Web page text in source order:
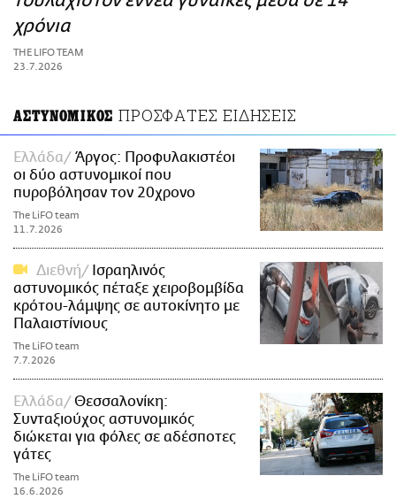
ΑΜΠΑ
PRINT
χρόνια
THE LIFO TEAM
23.7.2026
ΑΣΤΥΝΟΜΙΚΟΣ ΠΡΟΣΦΑΤΕΣ ΕΙΔΗΣΕΙΣ
Ελλάδα
Άργος: Προφυλακιστέοι
οι δύο αστυνομικοί που
πυροβόλησαν τον 20χρονο
The LiFO team
11.7.2026
Διεθνή
Ισραηλινός
αστυνομικός πέταξε χειροβομβίδα
κρότου-λάμψης σε αυτοκίνητο με
Παλαιστίνιους
The LiFO team
7.7.2026
Ελλάδα
Θεσσαλονίκη:
Συνταξιούχος αστυνομικός
διώκεται για φόλες σε αδέσποτες
γάτες
The LiFO team
16.6.2026